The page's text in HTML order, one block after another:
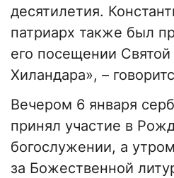
десятилетия.
патриарх также был
его посещении
Хиландара», –
Вечером 6 января
принял участие в
богослужении, а
за Божественной